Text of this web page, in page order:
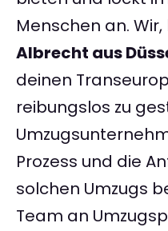
Menschen an. Wir,
Albrecht aus
deinen
reibungslos zu
Prozess und die
solchen Umzugs
Team an